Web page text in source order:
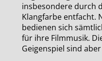
insbesondere durch
Klangfarbe entfacht.
bedienen sich
für ihre Filmmusik.
Geigenspiel sind